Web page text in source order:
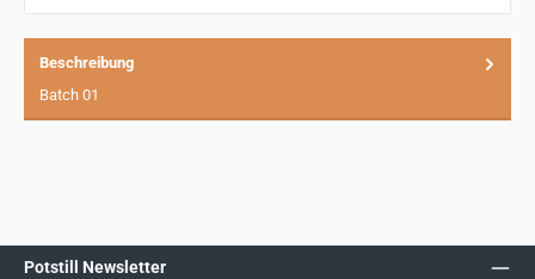
Beschreibung
Batch 01
Potstill Newsletter